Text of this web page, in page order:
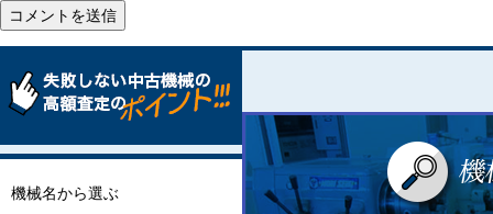
機械名から選ぶ